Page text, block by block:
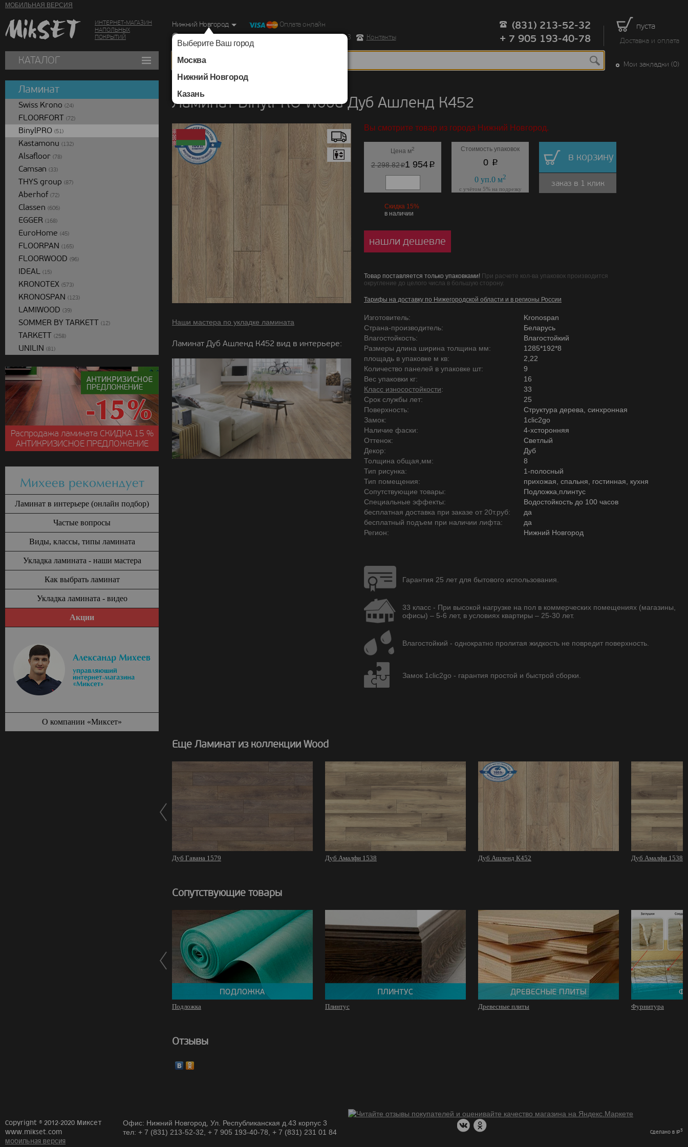
МОБИЛЬНАЯ ВЕРСИЯ
ИНТЕРНЕТ-МАГАЗИН
НАПОЛЬНЫХ
ПОКРЫТИЙ
пуста
Доставка и оплата
Нижний Новгород
Выберите Ваш город
Москва
Нижний Новгород
Казань
Оплата онлайн
г. Нижний Новгород, Ул. Республиканская д.43 корпус 3
Контакты
(831) 213-52-32
+ 7 905 193-40-78
КАТАЛОГ Мои закладки (0)
Ламинат BinylPRO Wood Дуб Ашленд К452
Наши мастера по укладке ламината
Ламинат Дуб Ашленд К452 вид в интерьере:
Вы смотрите товар из города Нижний Новгород.
Цена м2
2 298.82p1 954p
Стоимость упаковок
0 p
0уп.0м2
с учётом 5% на подрезку
в корзину
заказ в 1 клик
Скидка 15%
в наличии
нашли дешевле
Товар поставляется только упаковками! При расчете кол-ва упаковок производится
округление до целого числа в большую сторону.
Тарифы на доставку по Нижегородской области и в регионы России
Изготовитель:
Kronospan
Страна-производитель:
Беларусь
Влагостойкость:
Влагостойкий
Размеры длина ширина толщина мм:
1285*192*8
площадь в упаковке м кв:
2,22
Количество панелей в упаковке шт:
9
Вес упаковки кг:
16
Класс износостойкости:
33
Срок службы лет:
25
Поверхность:
Структура дерева, синхронная
Замок:
1clic2go
Наличие фаски:
4-хсторонняя
Оттенок:
Светлый
Декор:
Дуб
Толщина общая,мм:
8
Тип рисунка:
1-полосный
Тип помещения:
прихожая, спальня, гостинная, кухня
Сопутствующие товары:
Подложка,плинтус
Специальные эффекты:
Водостойкость до 100 часов
бесплатная доставка при заказе от 20т.руб:
да
бесплатный подъем при наличии лифта:
да
Регион:
Нижний Новгород
Гарантия 25 лет для бытового использования.
33 класс - При высокой нагрузке на пол в коммерческих помещениях (магазины,
офисы) – 5-6 лет, в условиях квартиры – 25-30 лет.
Влагостойкий - однократно пролитая жидкость не повредит поверхность.
Замок 1clic2go - гарантия простой и быстрой сборки.
Еще Ламинат из коллекции Wood
Дуб Гавана 1579 Дуб Амалфи 1538 Дуб Ашленд К452 Дуб Амалфи 1538
Сопутствующие товары
Подложка Плинтус Древесные плиты Фурнитура
Отзывы
Ламинат
Swiss Krono (24)
FLOORFORT (72)
BinylPRO (51)
Kastamonu (132)
Alsafloor (78)
Camsan (33)
THYS group (87)
Aberhof (72)
Classen (606)
EGGER (168)
EuroHome (45)
FLOORPAN (165)
FLOORWOOD (96)
IDEAL (15)
KRONOTEX (573)
KRONOSPAN (123)
LAMIWOOD (39)
SOMMER BY TARKETT (12)
TARKETT (258)
UNILIN (81)
Распродажа ламината СКИДКА15 %
АНТИКРИЗИСНОЕ ПРЕДЛОЖЕНИЕ
Михеев рекомендует
Ламинат в интерьере (онлайн подбор)
Частые вопросы
Виды, классы, типы ламината
Укладка ламината - наши мастера
Как выбрать ламинат
Укладка ламината - видео
Акции
О компании «Миксет»
Copyright © 2012-2020 Миксет
www.mikset.com
мобильная версия
Офис: Нижний Новгород, Ул. Республиканская д.43 корпус 3
тел: + 7 (831) 213-52-32, + 7 905 193-40-78, + 7 (831) 231 01 84
Сделано в IP3